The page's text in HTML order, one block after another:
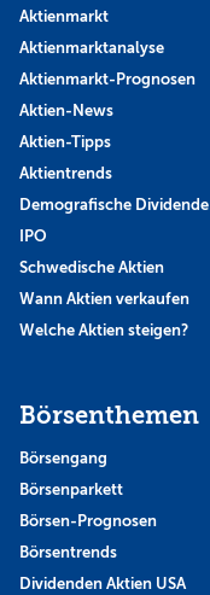
Aktienmarkt
Aktienmarktanalyse
Aktienmarkt-Prognosen
Aktien-News
Aktien-Tipps
Aktientrends
Demografische Dividende
IPO
Schwedische Aktien
Wann Aktien verkaufen
Welche Aktien steigen?
Börsenthemen
Börsengang
Börsenparkett
Börsen-Prognosen
Börsentrends
Dividenden Aktien USA